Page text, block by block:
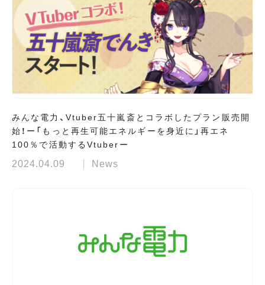
みんな電力、Vtuber五十嵐斎とコラボしたプラン販売開
始！ー「もっと再生可能エネルギーを身近に」再エネ
100％で活動するVtuberー
2024.04.09 News